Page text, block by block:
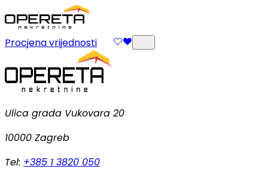
Procjena vrijednosti
Ulica grada Vukovara 20
10000 Zagreb
Tel: +385 1 3820 050